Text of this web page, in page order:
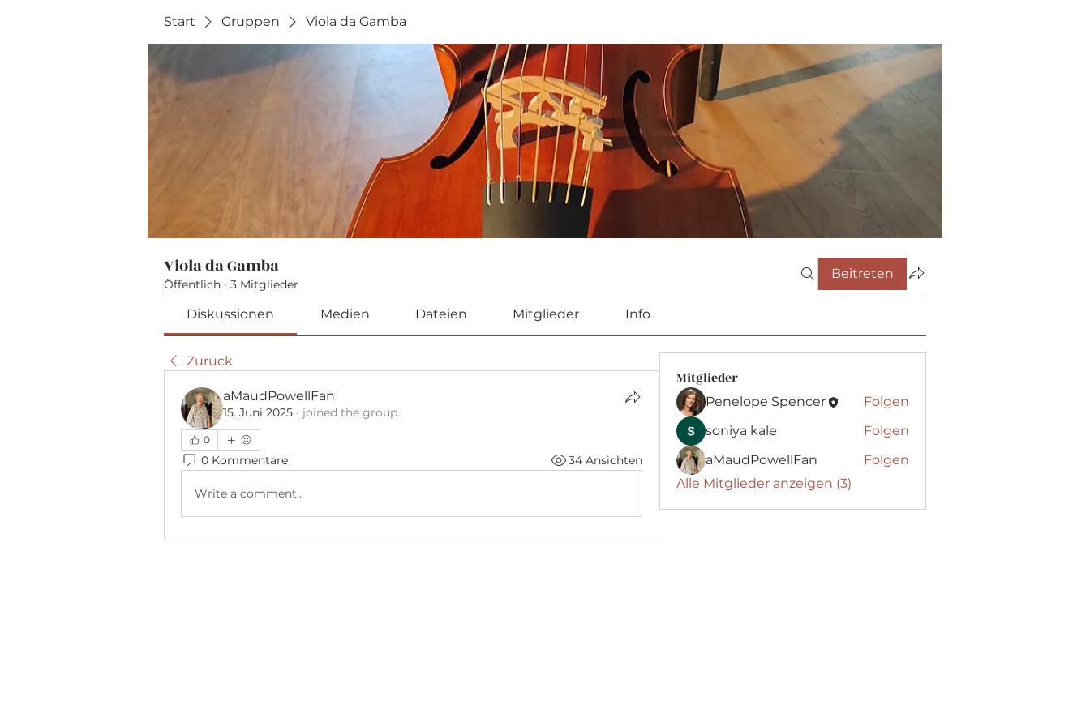
Start Gruppen Viola da Gamba
Viola da Gamba
Öffentlich · 3 Mitglieder
Beitreten
Diskussionen Medien Dateien Mitglieder Info
Zurück
aMaudPowellFan
15. Juni 2025 · joined the group.
0
0 Kommentare 34 Ansichten
Write a comment...
Mitglieder
Penelope Spencer
Folgen
soniya kale
Folgen
aMaudPowellFan
Folgen
Alle Mitglieder anzeigen (3)